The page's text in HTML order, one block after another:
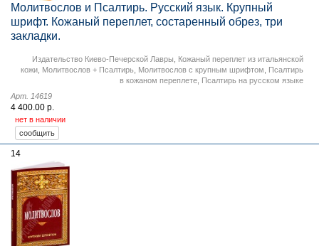
Молитвослов и Псалтирь. Русский язык. Крупный
шрифт. Кожаный переплет, состаренный обрез, три
закладки.
Издательство Киево-Печерской Лавры
Кожаный переплет из итальянской
кожи Молитвослов + Псалтирь Молитвослов с крупным шрифтом
Псалтирь
в кожаном переплете Псалтирь на русском языке
Арт. 14619
4 400.00 р.
нет в наличии
14